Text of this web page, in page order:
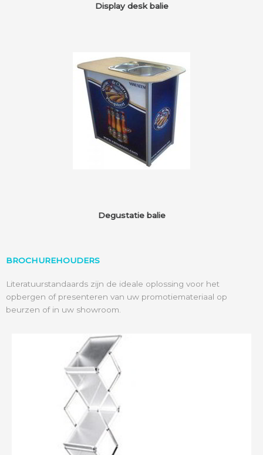
Display desk balie
Degustatie balie
BROCHUREHOUDERS
Literatuurstandaards zijn de ideale oplossing voor het
opbergen of presenteren van uw promotiemateriaal op
beurzen of in uw showroom.